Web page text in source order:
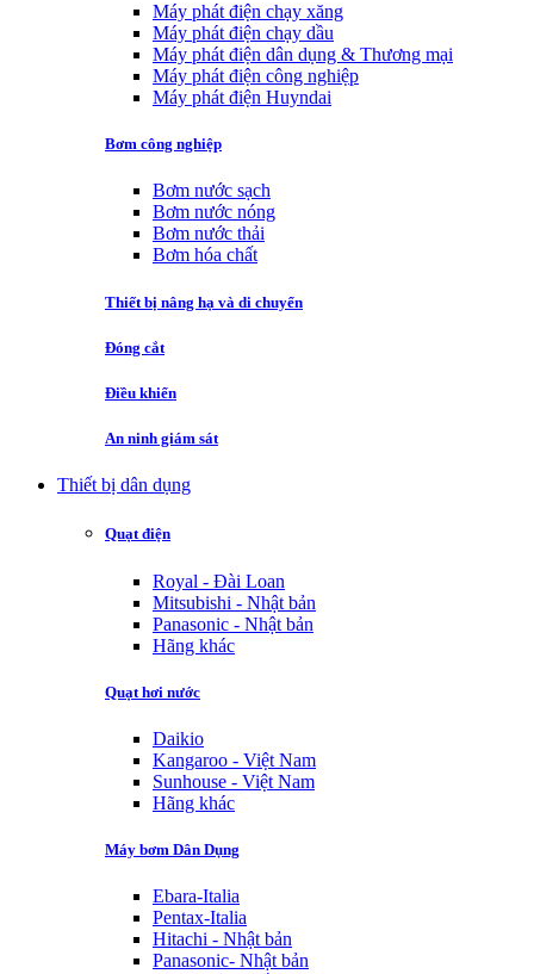
Máy phát điện chạy xăng
Máy phát điện chạy dầu
Máy phát điện dân dụng & Thương mại
Máy phát điện công nghiệp
Máy phát điện Huyndai
Bơm công nghiệp
Bơm nước sạch
Bơm nước nóng
Bơm nước thải
Bơm hóa chất
Thiết bị nâng hạ và di chuyển
Đóng cắt
Điều khiển
An ninh giám sát
Thiết bị dân dụng
Quạt điện
Royal - Đài Loan
Mitsubishi - Nhật bản
Panasonic - Nhật bản
Hãng khác
Quạt hơi nước
Daikio
Kangaroo - Việt Nam
Sunhouse - Việt Nam
Hãng khác
Máy bơm Dân Dụng
Ebara-Italia
Pentax-Italia
Hitachi - Nhật bản
Panasonic- Nhật bản